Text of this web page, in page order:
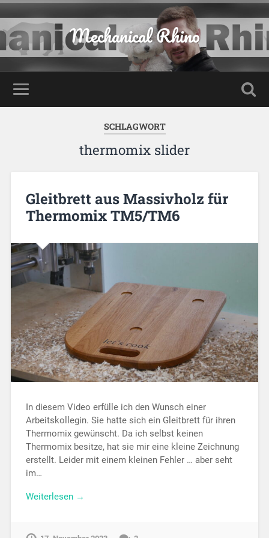
Mechanical Rhino
SCHLAGWORT
thermomix slider
Gleitbrett aus Massivholz für
Thermomix TM5/TM6
In diesem Video erfülle ich den Wunsch einer
Arbeitskollegin. Sie hatte sich ein Gleitbrett für ihren
Thermomix gewünscht. Da ich selbst keinen
Thermomix besitze, hat sie mir eine kleine Zeichnung
erstellt. Leider mit einem kleinen Fehler … aber seht
im…
Weiterlesen →